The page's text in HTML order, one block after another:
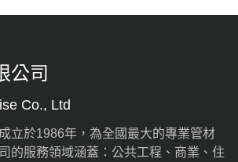
公司
Co., Ltd
立於1986年，為全國最大的專業管材
的服務領域涵蓋：公共工程、商業、住